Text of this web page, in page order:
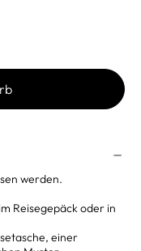
werden.
Reisegepäck oder in
einer